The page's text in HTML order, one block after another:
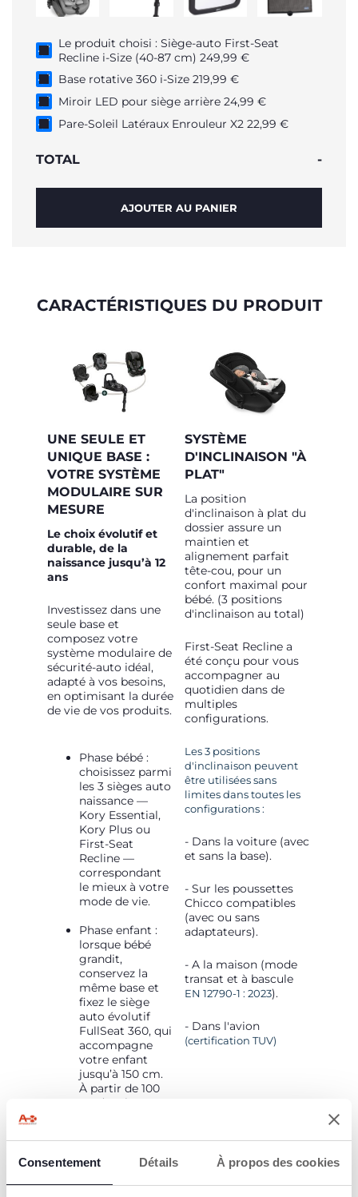
Consentement Détails À propos des cookies
Le produit choisi : Siège-auto First-Seat
Recline i-Size (40-87 cm) 249,99 €
Base rotative 360 i-Size 219,99 €
Miroir LED pour siège arrière 24,99 €
Pare-Soleil Latéraux Enrouleur X2 22,99 €
TOTAL -
AJOUTER AU PANIER
CARACTÉRISTIQUES DU PRODUIT
UNE SEULE ET
UNIQUE BASE :
VOTRE SYSTÈME
MODULAIRE SUR
MESURE
Le choix évolutif et
durable, de la
naissance jusqu’à 12
ans
Investissez dans une
seule base et
composez votre
système modulaire de
sécurité-auto idéal,
adapté à vos besoins,
en optimisant la durée
de vie de vos produits.
Phase bébé :
choisissez parmi
les 3 sièges auto
naissance —
Kory Essential,
Kory Plus ou
First-Seat
Recline —
correspondant
le mieux à votre
mode de vie.
Phase enfant :
lorsque bébé
grandit,
conservez la
même base et
fixez le siège
auto évolutif
FullSeat 360, qui
accompagne
votre enfant
jusqu’à 150 cm.
À partir de 100
cm (environ 4
véritable
rehausseur
base pour les
SYSTÈME
D'INCLINAISON "À
PLAT"
La position
d'inclinaison à plat du
dossier assure un
maintien et
alignement parfait
tête-cou, pour un
confort maximal pour
bébé. (3 positions
d'inclinaison au total)
First-Seat Recline a
été conçu pour vous
accompagner au
quotidien dans de
multiples
configurations.
Les 3 positions
d'inclinaison peuvent
être utilisées sans
limites dans toutes les
configurations :
- Dans la voiture (avec
et sans la base).
- Sur les poussettes
Chicco compatibles
(avec ou sans
adaptateurs).
- A la maison (mode
transat et à bascule
EN 12790-1 : 2023).
- Dans l'avion
(certification TUV)